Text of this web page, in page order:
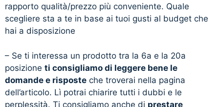
rapporto qualità/prezzo più conveniente. Quale
scegliere sta a te in base ai tuoi gusti al budget che
hai a disposizione
– Se ti interessa un prodotto tra la 6a e la 20a
posizione ti consigliamo di leggere bene le
domande e risposte che troverai nella pagina
dell’articolo. Lì potrai chiarire tutti i dubbi e le
perplessità. Ti consigliamo anche di prestare